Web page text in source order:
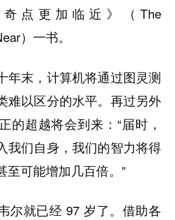
点更加临近》（The
）一书。
年末，计算机将通过图灵测
难以区分的水平。再过另外
的超越将会到来：“届时，
我们自身，我们的智力将得
至可能增加几百倍。”
尔就已经 97 岁了。借助各